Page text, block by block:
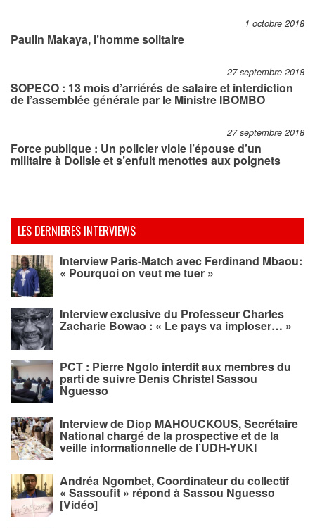
1 octobre 2018
Paulin Makaya, l’homme solitaire
27 septembre 2018
SOPECO : 13 mois d’arriérés de salaire et interdiction
de l’assemblée générale par le Ministre IBOMBO
27 septembre 2018
Force publique : Un policier viole l’épouse d’un
militaire à Dolisie et s’enfuit menottes aux poignets
LES DERNIERES INTERVIEWS
Interview Paris-Match avec Ferdinand Mbaou:
« Pourquoi on veut me tuer »
Interview exclusive du Professeur Charles
Zacharie Bowao : « Le pays va imploser… »
PCT : Pierre Ngolo interdit aux membres du
parti de suivre Denis Christel Sassou
Nguesso
Interview de Diop MAHOUCKOUS, Secrétaire
National chargé de la prospective et de la
veille informationnelle de l’UDH-YUKI
Andréa Ngombet, Coordinateur du collectif
« Sassoufit » répond à Sassou Nguesso
[Vidéo]